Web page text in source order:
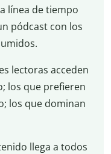
línea de tiempo
pódcast con los
lectoras acceden
los que prefieren
los que dominan
llega a todos